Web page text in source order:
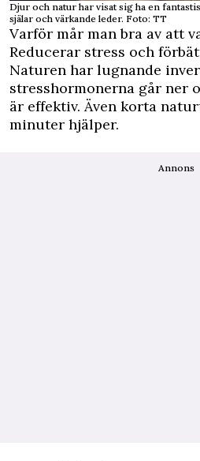
Djur och natur har visat sig ha en
själar och värkande leder. Foto: TT
Varför mår man bra av att
Reducerar stress och
Naturen har lugnande
stresshormonerna går ner
är effektiv. Även korta
minuter hjälper.
Annons